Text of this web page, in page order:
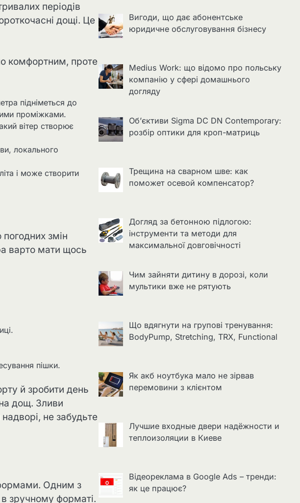
періодів
дощі. Це
комфортним, проте
підніметься до
проміжками.
вітер створює
локального
і може створити
змін
варто мати щось
пішки.
й зробити день
дощ. Зливи
не забудьте
Одним з
в зручному форматі.
Вигоди, що дає абонентське
юридичне обслуговування бізнесу
Medius Work: що відомо про польську
компанію у сфері домашнього
догляду
Об’єктиви Sigma DC DN Contemporary:
розбір оптики для кроп-матриць
Трещина на сварном шве: как
поможет осевой компенсатор?
Догляд за бетонною підлогою:
інструменти та методи для
максимальної довговічності
Чим зайняти дитину в дорозі, коли
мультики вже не рятують
Що вдягнути на групові тренування:
BodyPump, Stretching, TRX, Functional
Як акб ноутбука мало не зірвав
перемовини з клієнтом
Лучшие входные двери надёжности и
теплоизоляции в Киеве
Відеореклама в Google Ads – тренди:
як це працює?